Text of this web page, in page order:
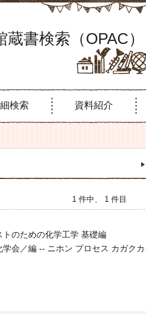
書検索（OPAC）
検索 資料紹介
1 件中、 1 件目
トのための化学工学 基礎編
学会／編 -- ニホン プロセス カガク